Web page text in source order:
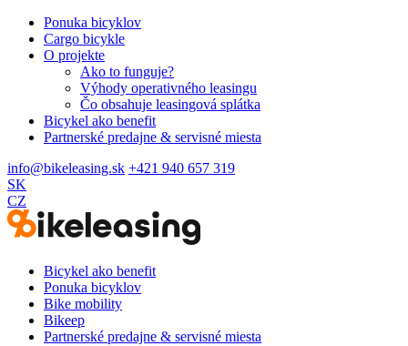
Ponuka bicyklov
Cargo bicykle
O projekte
Ako to funguje?
Výhody operativného leasingu
Čo obsahuje leasingová splátka
Bicykel ako benefit
Partnerské predajne & servisné miesta
info@bikeleasing.sk +421 940 657 319
SK
CZ
Bicykel ako benefit
Ponuka bicyklov
Bike mobility
Bikeep
Partnerské predajne & servisné miesta